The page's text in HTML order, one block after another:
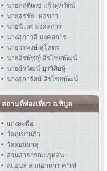
นายกฤติเดช แก้วศุภรัตน์
นายสรชัย ผลขาว
นายนิเวศ มงคลการ
นางสุภาวดี มงคลการ
นายวรพงษ์ สุโคตร
นายสิรพัชญ์ สิรไชยพัฒน์
นายธีรวัฒน์ บุรวิศิษฐ์
นางสุภารัตน์ สิรไชยพัฒน์
สถานที่ท่องเที่ยว อ.พิบูล
แก่งสะพือ
วัดภูเขาแก้ว
วัดดอนธาตุ
สวนสาธารณะภูหล่น
ณ.อุบล สวนอาหาร คาเฟ่